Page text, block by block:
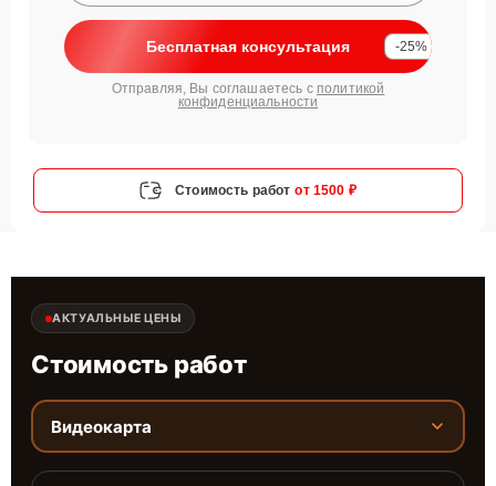
Бесплатная консультация -25%
Отправляя, Вы соглашаетесь с политикой
конфиденциальности
Стоимость работ от 1500 ₽
АКТУАЛЬНЫЕ ЦЕНЫ
Стоимость работ
Видеокарта